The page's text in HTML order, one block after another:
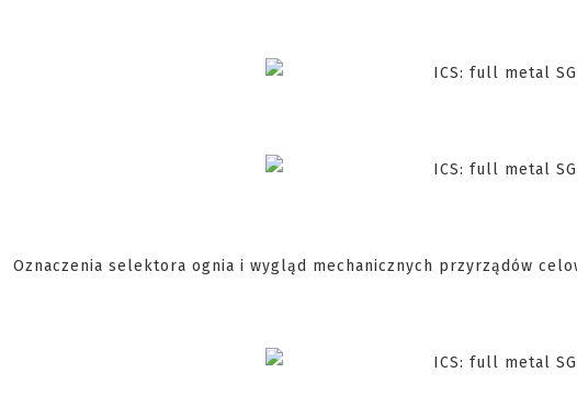
Oznaczenia selektora ognia i wygląd mechanicznych przyrządów